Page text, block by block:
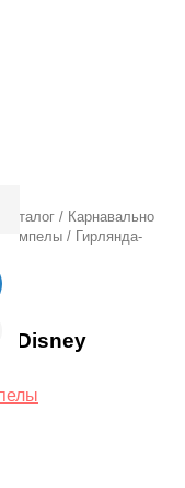
каталог / Карнавально
вымпелы / Гирлянда-
Disney